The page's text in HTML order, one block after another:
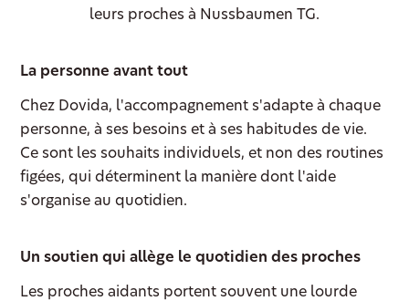
leurs proches à Nussbaumen TG.
La personne avant tout
Chez Dovida, l'accompagnement s'adapte à chaque
personne, à ses besoins et à ses habitudes de vie.
Ce sont les souhaits individuels, et non des routines
figées, qui déterminent la manière dont l'aide
s'organise au quotidien.
Un soutien qui allège le quotidien des proches
Les proches aidants portent souvent une lourde